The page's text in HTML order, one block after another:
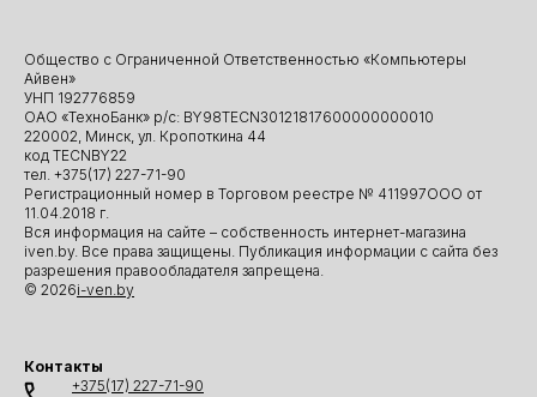
Общество с Ограниченной Ответственностью «Компьютеры
Айвен»
УНП 192776859
ОАО «ТехноБанк» р/с: BY98TECN30121817600000000010
220002, Минск, ул. Кропоткина 44
код TECNBY22
тел. +375(17) 227-71-90
Регистрационный номер в Торговом реестре № 411997ООО от
11.04.2018 г.
Вся информация на сайте – собственность интернет-магазина
iven.by. Все права защищены. Публикация информации с сайта без
разрешения правообладателя запрещена.
© 2026i-ven.by
Контакты
+375(17) 227-71-90